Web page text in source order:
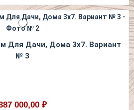
Для Дачи, Дома 3х7. Вариант
№ 3
000,00 ₽